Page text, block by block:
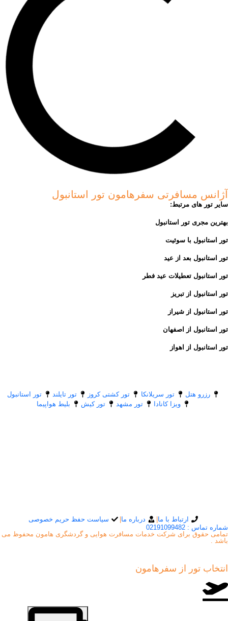
آژانس مسافرتی سفرهامون تور استانبول
سایر تور های مرتبط:
بهترین مجری تور استانبول
تور استانبول با سوئیت
تور استانبول بعد از عید
تور استانبول تعطیلات عید فطر
تور استانبول از تبریز
تور استانبول از شیراز
تور استانبول از اصفهان
تور استانبول از اهواز
رزرو هتل تور سریلانکا تور کشتی کروز تور تایلند
تور استانبول
ویزا کانادا
تور مشهد تور کیش بلیط هواپیما
ارتباط با ما درباره ما
سیاست حفظ حریم خصوصی
شماره تماس : 02191099482
تمامی حقوق برای شرکت خدمات مسافرت هوایی و گردشگری هامون محفوظ می
باشد .
انتخاب تور از سفرهامون